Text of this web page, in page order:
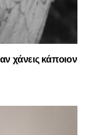
χάνεις κάποιον